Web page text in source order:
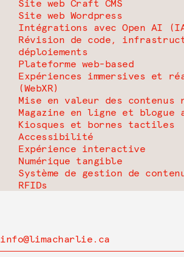
Site web Craft CMS
Site web Wordpress
Intégrations avec Open AI
Révision de code,
déploiements
Plateforme web-based
Expériences immersives et
(WebXR)
Mise en valeur des contenus
Magazine en ligne et blogue
Kiosques et bornes tactiles
Accessibilité
Expérience interactive
Numérique tangible
Système de gestion de
RFIDs
info@limacharlie.ca